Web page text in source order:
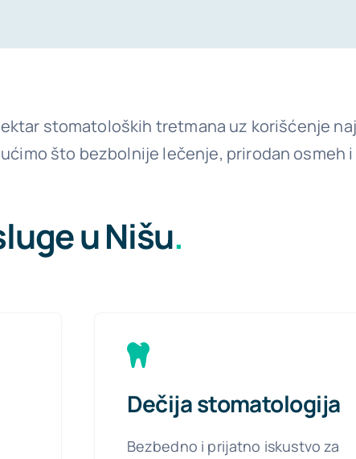
stomatoloških tretmana uz korišćenje
što bezbolnije lečenje, prirodan
u Nišu.
Dečija stomatologija
Bezbedno i prijatno iskustvo za